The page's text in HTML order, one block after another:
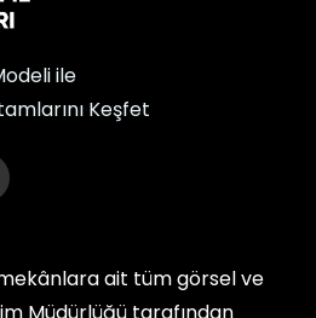
ile
Keşfet
ait tüm görsel ve